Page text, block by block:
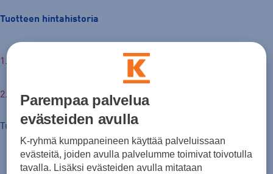
Tuotteen hintahistoria
Tuotteen hinta nyt
Parempaa palvelua
evästeiden avulla
K-ryhmä kumppaneineen käyttää palveluissaan
evästeitä, joiden avulla palvelumme toimivat toivotulla
tavalla. Lisäksi evästeiden avulla mitataan